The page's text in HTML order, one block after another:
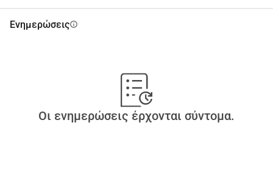
Ενημερώσειςinfo
Οι ενημερώσεις έρχονται σύντομα.